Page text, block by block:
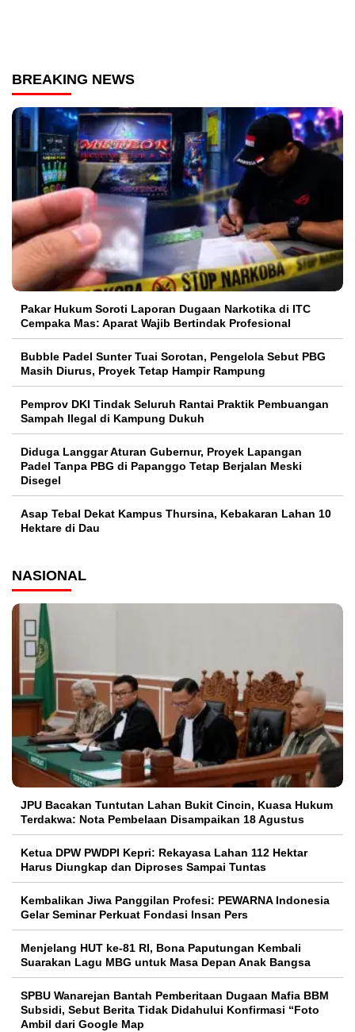
BREAKING NEWS
Pakar Hukum Soroti Laporan Dugaan Narkotika di ITC
Cempaka Mas: Aparat Wajib Bertindak Profesional
Bubble Padel Sunter Tuai Sorotan, Pengelola Sebut PBG
Masih Diurus, Proyek Tetap Hampir Rampung
Pemprov DKI Tindak Seluruh Rantai Praktik Pembuangan
Sampah Ilegal di Kampung Dukuh
Diduga Langgar Aturan Gubernur, Proyek Lapangan
Padel Tanpa PBG di Papanggo Tetap Berjalan Meski
Disegel
Asap Tebal Dekat Kampus Thursina, Kebakaran Lahan 10
Hektare di Dau
NASIONAL
JPU Bacakan Tuntutan Lahan Bukit Cincin, Kuasa Hukum
Terdakwa: Nota Pembelaan Disampaikan 18 Agustus
Ketua DPW PWDPI Kepri: Rekayasa Lahan 112 Hektar
Harus Diungkap dan Diproses Sampai Tuntas
Kembalikan Jiwa Panggilan Profesi: PEWARNA Indonesia
Gelar Seminar Perkuat Fondasi Insan Pers
Menjelang HUT ke-81 RI, Bona Paputungan Kembali
Suarakan Lagu MBG untuk Masa Depan Anak Bangsa
SPBU Wanarejan Bantah Pemberitaan Dugaan Mafia BBM
Subsidi, Sebut Berita Tidak Didahului Konfirmasi “Foto
Ambil dari Google Map